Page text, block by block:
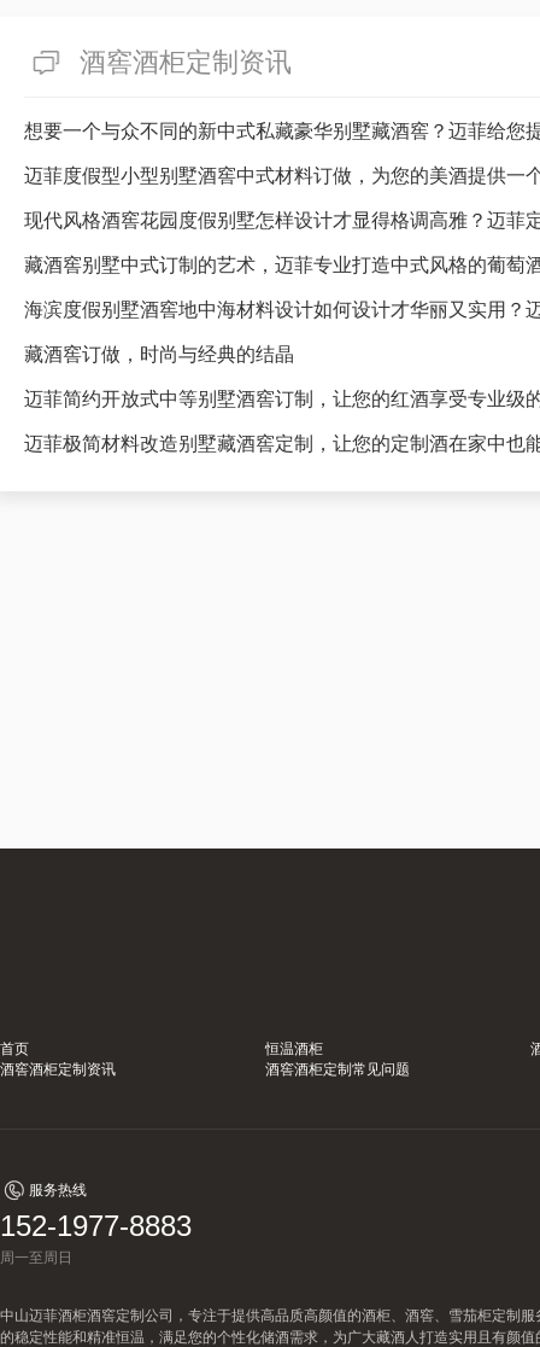
酒窖酒柜定制资讯
想要一个与众不同的新中式私藏豪华别墅藏酒窖？迈菲给您
迈菲度假型小型别墅酒窖中式材料订做，为您的美酒提供一
藏酒窖别墅中式订制的艺术，迈菲专业打造中式风格的葡萄
海滨度假别墅酒窖地中海材料设计如何设计才华丽又实用？
藏酒窖订做，时尚与经典的结晶
迈菲简约开放式中等别墅酒窖订制，让您的红酒享受专业级
迈菲极简材料改造别墅藏酒窖定制，让您的定制酒在家中也
首页 恒温酒柜
酒窖酒柜定制资讯
酒窖酒柜定制常见问题
服务热线
152-1977-8883
周一至周日
中山迈菲酒柜酒窖定制公司，专注于提供高品质高颜值的酒柜、酒窖、雪茄柜定制
的稳定性能和精准恒温，满足您的个性化储酒需求，为广大藏酒人打造实用且有颜值